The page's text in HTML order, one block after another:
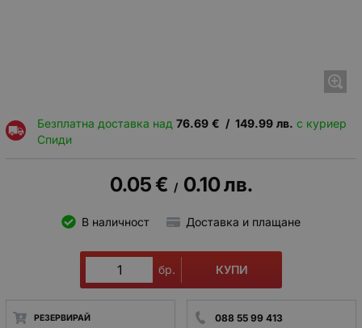
Безплатна доставка над 76.69 € / 149.99 лв. с куриер
Спиди
0.05€ / 0.10лв.
В наличност Доставка и плащане
бр. КУПИ
РЕЗЕРВИРАЙ 088 55 99 413